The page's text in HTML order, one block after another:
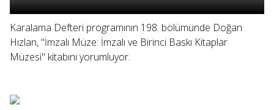
Karalama Defteri programının 198. bölümünde Doğan
Hızlan, "İmzalı Müze: İmzalı ve Birinci Baskı Kitaplar
Müzesi" kitabını yorumluyor.